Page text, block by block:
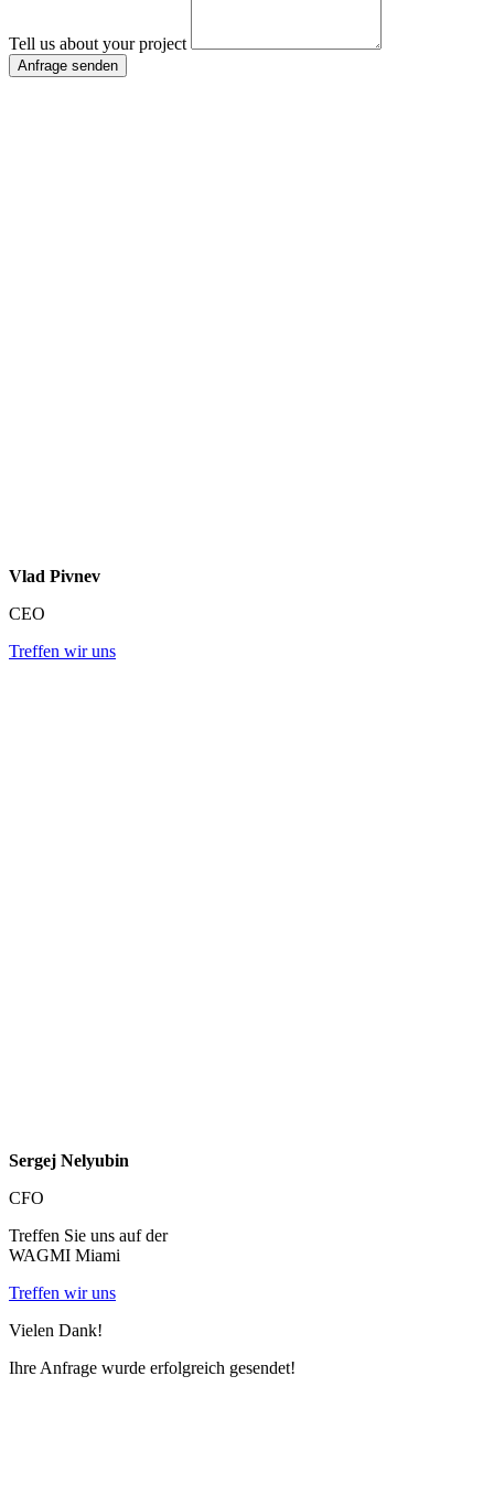
Tell us about your project
Anfrage senden
Vlad Pivnev
CEO
Treffen wir uns
Sergej Nelyubin
CFO
Treffen Sie uns auf der
WAGMI Miami
Treffen wir uns
Vielen Dank!
Ihre Anfrage wurde erfolgreich gesendet!